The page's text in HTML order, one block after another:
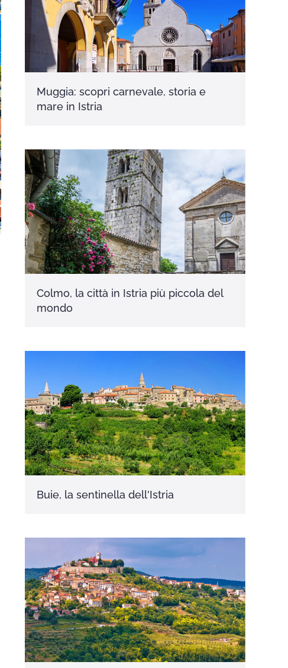
Muggia: scopri carnevale, storia e
mare in Istria
Colmo, la città in Istria più piccola del
mondo
Buie, la sentinella dell'Istria